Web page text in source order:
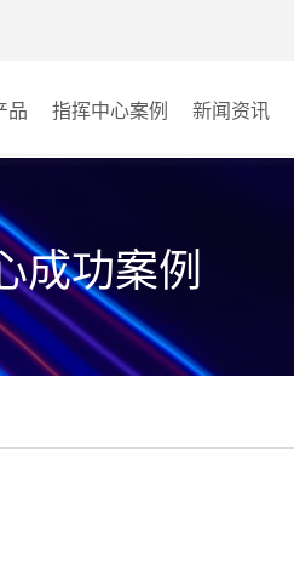
品
系统
式系统
系统
系统
指挥中心案例
政府指挥中心
大数据指挥中心
监控指挥中心
新闻资讯
成功案例